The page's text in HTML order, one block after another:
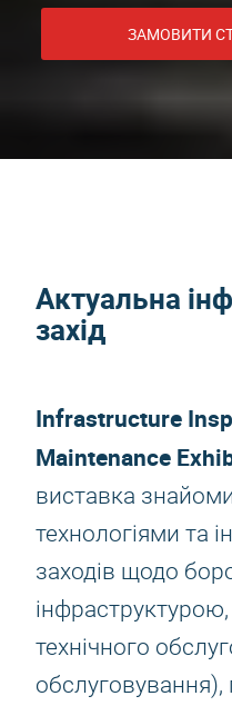
ЗАМОВИТИ
Актуальна
захід
Infrastructure
Maintenance
виставка
технологіями та
заходів щодо
технічного
обслуговування),